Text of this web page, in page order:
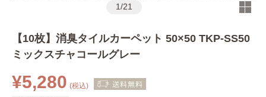
1/21
【10枚】消臭タイルカーペット 50×50 TKP-SS50
ミックスチャコールグレー
¥5,280 (税込)